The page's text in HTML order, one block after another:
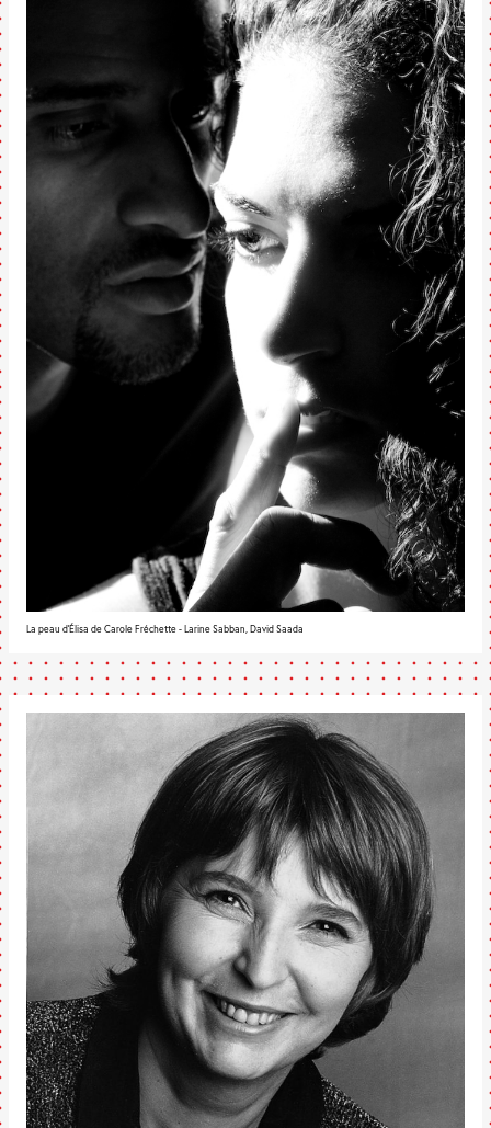
La peau d'Élisa de Carole Fréchette - Larine Sabban, David Saada